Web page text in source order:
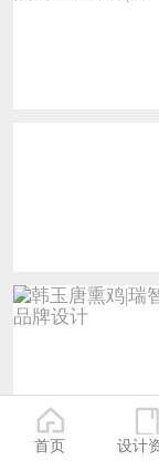
恭
首页
设计